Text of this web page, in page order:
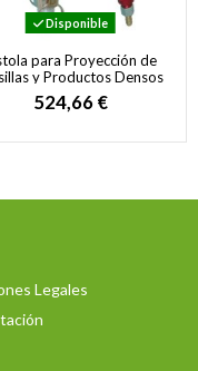
Disponible
para Proyección de
y Productos Densos
en Abanico
524,66 €
Legales